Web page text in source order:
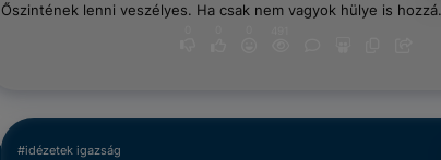
Őszintének lenni veszélyes. Ha csak nem vagyok hülye is hozzá.
#idézetek igazság